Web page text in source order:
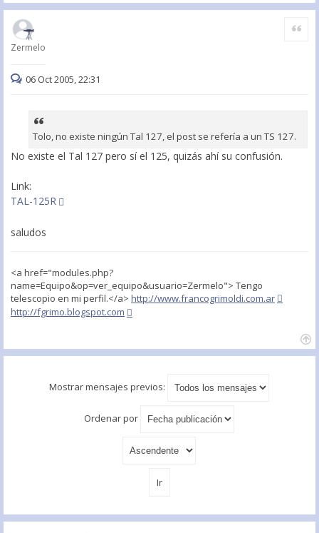
Zermelo
Citar
06 Oct 2005, 22:31
Tolo, no existe ningún Tal 127, el post se refería a un TS 127.
No existe el Tal 127 pero sí el 125, quizás ahí su confusión.
Link:
TAL-125R
saludos
<a href="modules.php?
name=Equipo&op=ver_equipo&usuario=Zermelo"> Tengo
telescopio en mi perfil.</a> http://www.francogrimoldi.com.ar
http://fgrimo.blogspot.com
Mostrar mensajes previos:
Ordenar por